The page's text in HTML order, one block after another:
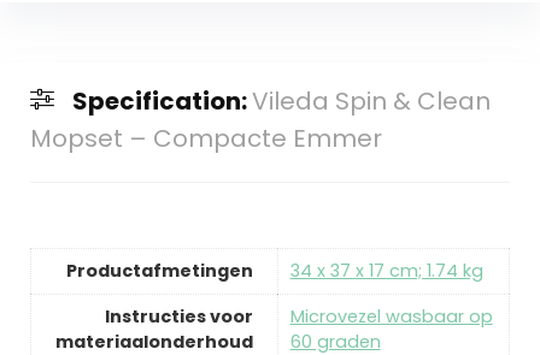
Specification:Vileda Spin & Clean
Mopset – Compacte Emmer
Productafmetingen
‎34 x 37 x 17 cm; 1.74 kg
Instructies voor
materiaalonderhoud
‎Microvezel wasbaar op
60 graden